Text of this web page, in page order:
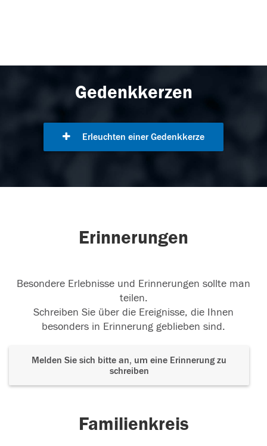
Gedenkkerzen
Erleuchten einer Gedenkkerze
Erinnerungen
Besondere Erlebnisse und Erinnerungen sollte man
teilen.
Schreiben Sie über die Ereignisse, die Ihnen
besonders in Erinnerung geblieben sind.
Melden Sie sich bitte an, um eine Erinnerung zu
schreiben
Familienkreis